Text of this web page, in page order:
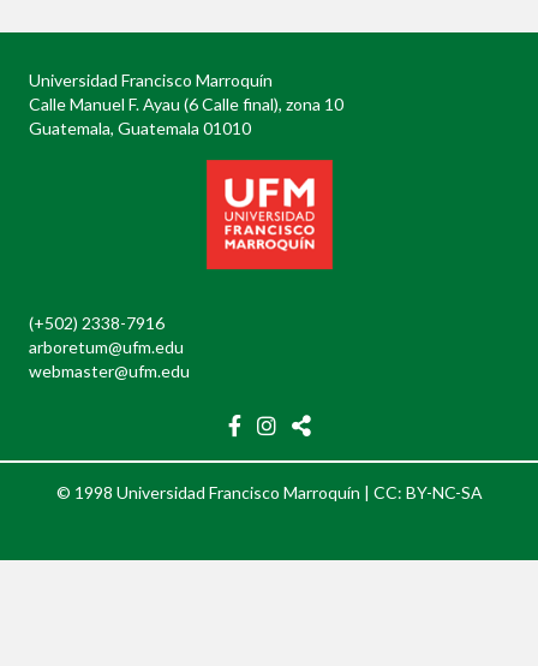
Universidad Francisco Marroquín
Calle Manuel F. Ayau (6 Calle final), zona 10
Guatemala, Guatemala 01010
(+502) 2338-7916
arboretum@ufm.edu
webmaster@ufm.edu
© 1998 Universidad Francisco Marroquín | CC: BY-NC-SA